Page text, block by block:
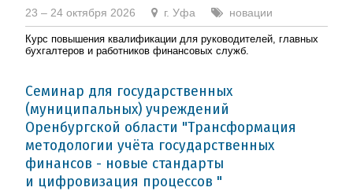
23 – 24 октября 2026 г. Уфа новации
Курс повышения квалификации для руководителей, главных
бухгалтеров и работников финансовых служб.
Семинар для государственных
(муниципальных) учреждений
Оренбургской области "Трансформация
методологии учёта государственных
финансов - новые стандарты
и цифровизация процессов "